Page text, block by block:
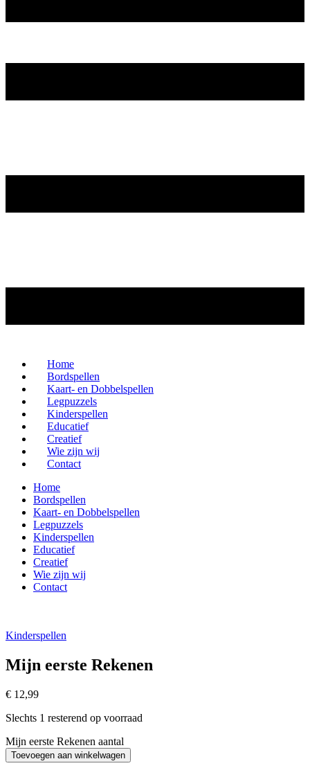
Home
Bordspellen
Kaart- en Dobbelspellen
Legpuzzels
Kinderspellen
Educatief
Creatief
Wie zijn wij
Contact
Home
Bordspellen
Kaart- en Dobbelspellen
Legpuzzels
Kinderspellen
Educatief
Creatief
Wie zijn wij
Contact
Kinderspellen
Mijn eerste Rekenen
€ 12,99
Slechts 1 resterend op voorraad
Mijn eerste Rekenen aantal
Toevoegen aan winkelwagen